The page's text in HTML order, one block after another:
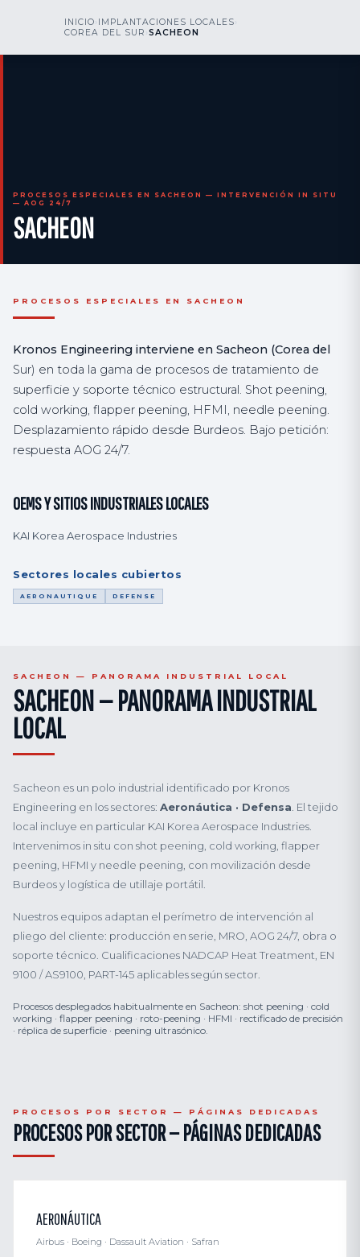
nos
engineering
LLÁMENOS AOG 24/7
PROCESOS ESPECIALES EN SACHEON — INTERVENCIÓN IN SITU
— AOG 24/7
SACHEON
INICIO IMPLANTACIONES LOCALES
COREA DEL SUR SACHEON
PROCESOS ESPECIALES EN SACHEON
Kronos Engineering interviene en Sacheon (Corea del
Sur) en toda la gama de procesos de tratamiento de
superficie y soporte técnico estructural. Shot peening,
cold working, flapper peening, HFMI, needle peening.
Desplazamiento rápido desde Burdeos. Bajo petición:
respuesta AOG 24/7.
OEMS Y SITIOS INDUSTRIALES LOCALES
KAI Korea Aerospace Industries
Sectores locales cubiertos
AERONAUTIQUE DEFENSE
SACHEON — PANORAMA INDUSTRIAL LOCAL
SACHEON — PANORAMA INDUSTRIAL
LOCAL
Sacheon es un polo industrial identificado por Kronos
Engineering en los sectores: Aeronáutica · Defensa . El tejido
local incluye en particular KAI Korea Aerospace Industries.
Intervenimos in situ con shot peening, cold working, flapper
peening, HFMI y needle peening, con movilización desde
Burdeos y logística de utillaje portátil.
Nuestros equipos adaptan el perímetro de intervención al
pliego del cliente: producción en serie, MRO, AOG 24/7, obra o
soporte técnico. Cualificaciones NADCAP Heat Treatment, EN
9100 / AS9100, PART-145 aplicables según sector.
Procesos desplegados habitualmente en Sacheon: shot peening · cold
working · flapper peening · roto-peening · HFMI · rectificado de precisión
· réplica de superficie · peening ultrasónico.
PROCESOS POR SECTOR — PÁGINAS DEDICADAS
PROCESOS POR SECTOR — PÁGINAS DEDICADAS
AERONÁUTICA
Airbus · Boeing · Dassault Aviation · Safran